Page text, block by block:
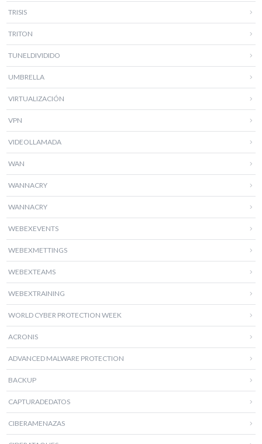
TRISIS
TRITON
TUNELDIVIDIDO
UMBRELLA
VIRTUALIZACIÓN
VPN
VIDEOLLAMADA
WAN
WANNACRY
WANNACRY
WEBEXEVENTS
WEBEXMETTINGS
WEBEXTEAMS
WEBEXTRAINING
WORLD CYBER PROTECTION WEEK
ACRONIS
ADVANCED MALWARE PROTECTION
BACKUP
CAPTURADEDATOS
CIBERAMENAZAS